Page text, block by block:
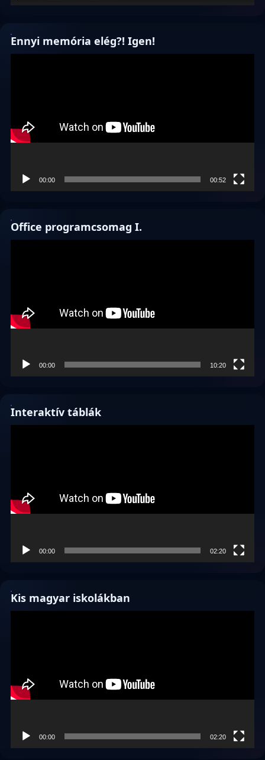
Ennyi memória elég?! Igen!
00:00 00:52
Office programcsomag I.
00:00 10:20
Interaktív táblák
00:00 02:20
Kis magyar iskolákban
00:00 02:20